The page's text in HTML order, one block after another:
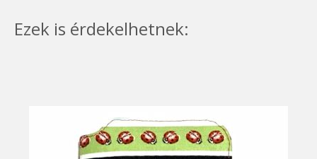
Ezek is érdekelhetnek: